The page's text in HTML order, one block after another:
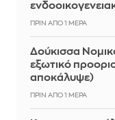
ΠΡΙΝ ΑΠΌ 1 ΜΈΡΑ
Δούκισσα
εξωτικό
αποκάλυψε)
ΠΡΙΝ ΑΠΌ 1 ΜΈΡΑ